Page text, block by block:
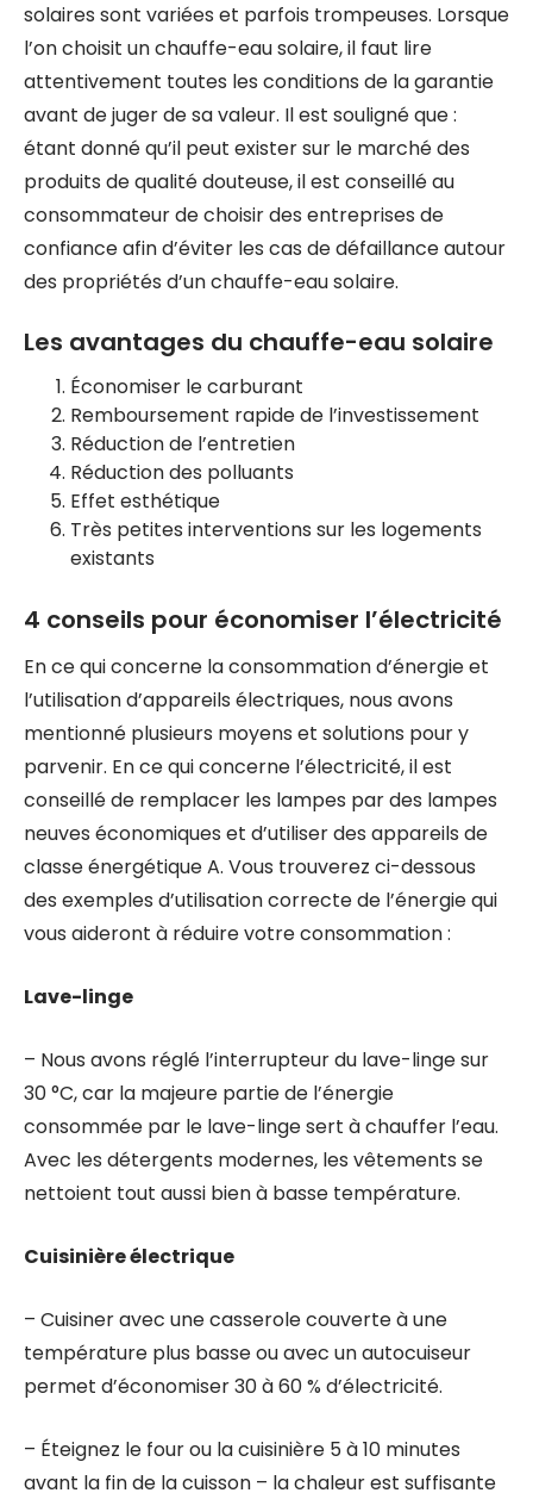
solaires sont variées et parfois trompeuses. Lorsque
l’on choisit un chauffe-eau solaire, il faut lire
attentivement toutes les conditions de la garantie
avant de juger de sa valeur. Il est souligné que :
étant donné qu’il peut exister sur le marché des
produits de qualité douteuse, il est conseillé au
consommateur de choisir des entreprises de
confiance afin d’éviter les cas de défaillance autour
des propriétés d’un chauffe-eau solaire.
Les avantages du chauffe-eau solaire
Économiser le carburant
Remboursement rapide de l’investissement
Réduction de l’entretien
Réduction des polluants
Effet esthétique
Très petites interventions sur les logements
existants
4 conseils pour économiser l’électricité
En ce qui concerne la consommation d’énergie et
l’utilisation d’appareils électriques, nous avons
mentionné plusieurs moyens et solutions pour y
parvenir. En ce qui concerne l’électricité, il est
conseillé de remplacer les lampes par des lampes
neuves économiques et d’utiliser des appareils de
classe énergétique A. Vous trouverez ci-dessous
des exemples d’utilisation correcte de l’énergie qui
vous aideront à réduire votre consommation :
Lave-linge
– Nous avons réglé l’interrupteur du lave-linge sur
30 °C, car la majeure partie de l’énergie
consommée par le lave-linge sert à chauffer l’eau.
Avec les détergents modernes, les vêtements se
nettoient tout aussi bien à basse température.
Cuisinière électrique
– Cuisiner avec une casserole couverte à une
température plus basse ou avec un autocuiseur
permet d’économiser 30 à 60 % d’électricité.
– Éteignez le four ou la cuisinière 5 à 10 minutes
avant la fin de la cuisson – la chaleur est suffisante